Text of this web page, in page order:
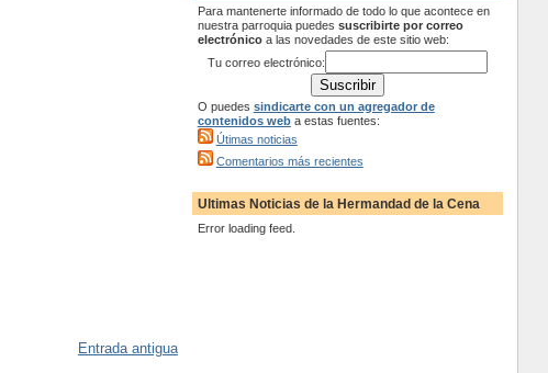
Entrada antigua
Para mantenerte informado de todo lo que acontece en
nuestra parroquia puedes suscribirte por correo
electrónicoa las novedades de este sitio web:
Tu correo electrónico:
O puedes sindicarte con un agregador de
contenidos weba estas fuentes:
Útimas noticias
Comentarios más recientes
Ultimas Noticias de la Hermandad de la Cena
Error loading feed.